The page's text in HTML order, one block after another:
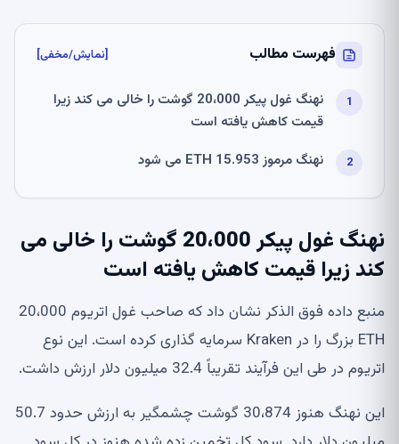
فهرست مطالب [نمایش/مخفی]
نهنگ غول پیکر 20،000 گوشت را خالی می کند زیرا
قیمت کاهش یافته است
نهنگ مرموز 15.953 ETH می شود
نهنگ غول پیکر 20،000 گوشت را خالی می
کند زیرا قیمت کاهش یافته است
منبع داده فوق الذکر نشان داد که صاحب غول اتریوم 20،000
ETH بزرگ را در Kraken سرمایه گذاری کرده است. این نوع
اتریوم در طی این فرآیند تقریباً 32.4 میلیون دلار ارزش داشت.
این نهنگ هنوز 30،874 گوشت چشمگیر به ارزش حدود 50.7